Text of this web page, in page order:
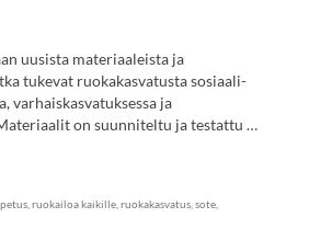
uusista materiaaleista ja
tukevat ruokakasvatusta sosiaali-
varhaiskasvatuksessa ja
on suunniteltu ja testattu …
ruokailoa kaikille ruokakasvatus sote